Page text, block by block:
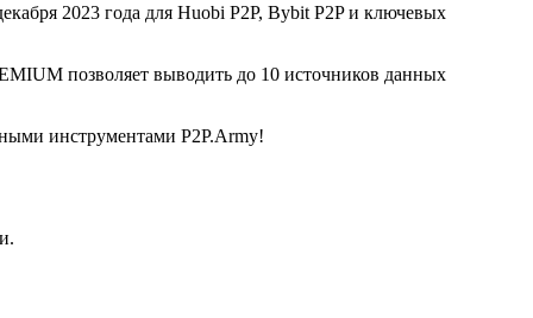
2023 года для Huobi P2P, Bybit P2P и ключевых
позволяет выводить до 10 источников данных
инструментами P2P.Army!